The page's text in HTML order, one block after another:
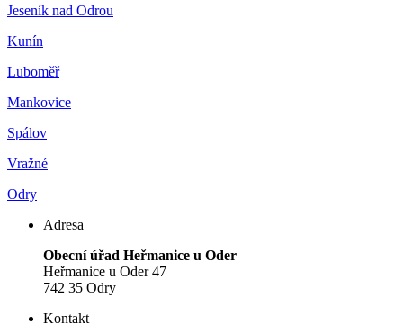
Jeseník nad Odrou
Kunín
Luboměř
Mankovice
Spálov
Vražné
Odry
Adresa
Obecní úřad Heřmanice u Oder
Heřmanice u Oder 47
742 35 Odry
Kontakt